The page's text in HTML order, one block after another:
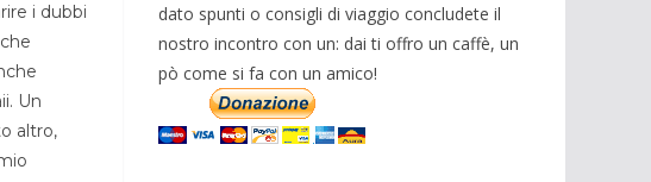
i dubbi
Un
altro,
dato spunti o consigli di viaggio concludete il
nostro incontro con un: dai ti offro un caffè, un
pò come si fa con un amico!